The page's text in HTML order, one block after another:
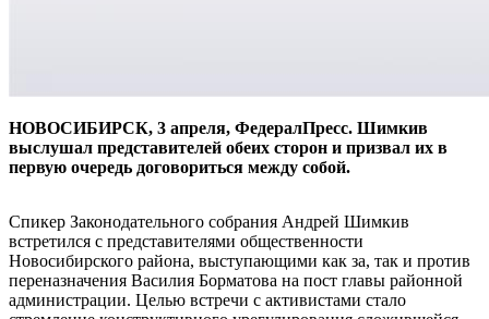
НОВОСИБИРСК, 3 апреля, ФедералПресс. Шимкив
выслушал представителей обеих сторон и призвал их в
первую очередь договориться между собой.
Спикер Законодательного собрания Андрей Шимкив
встретился с представителями общественности
Новосибирского района, выступающими как за, так и против
переназначения Василия Борматова на пост главы районной
администрации. Целью встречи с активистами стало